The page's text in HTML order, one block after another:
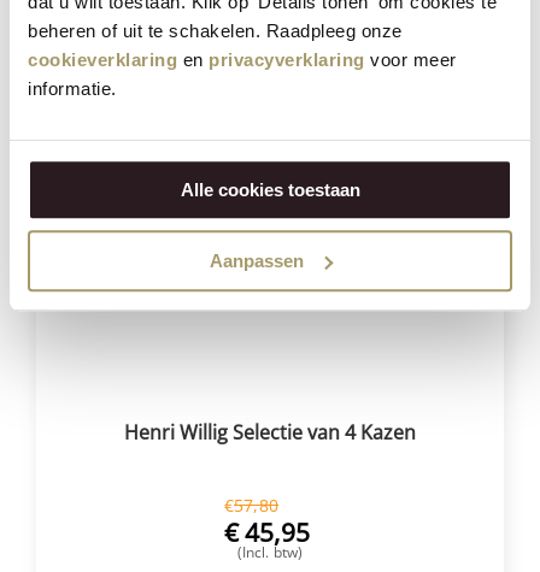
beheren of uit te schakelen. Raadpleeg onze
cookieverklaring en privacyverklaring voor meer
informatie.
Alle cookies toestaan
Aanpassen
€ 139,95
(Incl. btw)
21%
Henri Willig Selectie van 4 Kazen
€57,80
€45,95
(Incl. btw)